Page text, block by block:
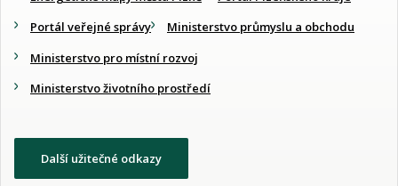
Portál veřejné správy
Ministerstvo průmyslu a obchodu
Ministerstvo pro místní rozvoj
Ministerstvo životního prostředí
Další užitečné odkazy